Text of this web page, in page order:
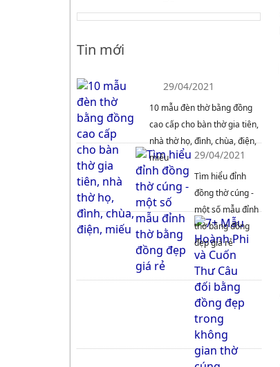
Tin mới
29/04/2021
10 mẫu đèn thờ bằng đồng
cao cấp cho bàn thờ gia tiên,
nhà thờ họ, đình, chùa, điện,
miếu
29/04/2021
Tìm hiểu đỉnh
đồng thờ cúng -
một số mẫu đỉnh
thờ bằng đồng
đẹp giá rẻ